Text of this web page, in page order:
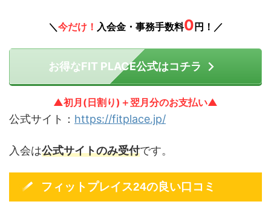
＼今だけ！ 入会金・事務手数料0 円！／
お得なFIT PLACE公式はコチラ
▲初月(日割り)＋翌月分のお支払い▲
公式サイト： https://fitplace.jp/
入会は公式サイトのみ受付です。
フィットプレイス24の良い口コミ